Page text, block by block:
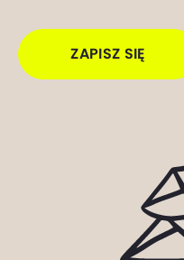
ZAPISZ SIĘ